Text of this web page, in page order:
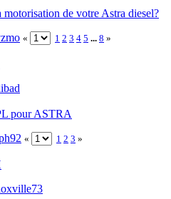
de votre Astra diesel?
« 1 2 3 4 5 ... 8 »
pour ASTRA
« 1 2 3 »